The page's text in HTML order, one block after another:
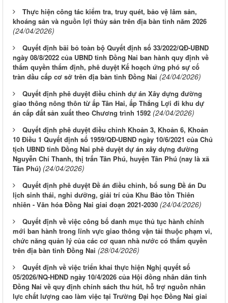
Thực hiện công tác kiểm tra, truy quét, bảo vệ lâm sản,
khoáng sản và nguồn lợi thủy sản trên địa bàn tỉnh năm 2026
(24/04/2026)
Quyết định bãi bỏ toàn bộ Quyết định số 33/2022/QĐ-UBND
ngày 08/8/2022 của UBND tỉnh Đồng Nai ban hành quy định về
thẩm quyền thẩm định, phê duyệt Kế hoạch ứng phó sự cố
tràn dầu cấp cơ sở trên địa bàn tỉnh Đồng Nai (24/04/2026)
Quyết định phê duyệt điều chỉnh dự án Xây dựng đường
giao thông nông thôn từ ấp Tân Hai, ấp Thắng Lợi đi khu dự
án cấp đất sản xuất theo Chương trình 1592 (24/04/2026)
Quyết định phê duyệt điều chỉnh Khoản 3, Khoản 6, Khoản
10 Điều 1 Quyết định số 1959/QĐ-UBND ngày 10/6/2021 của Chủ
tịch UBND tỉnh Đồng Nai phê duyệt dự án xây dựng đường
Nguyễn Chí Thanh, thị trấn Tân Phú, huyện Tân Phú (nay là xã
Tân Phú) (24/04/2026)
Quyết định phê duyệt Đề án điều chỉnh, bổ sung Đề án Du
lịch sinh thái, nghỉ dưỡng, giải trí của Khu Bảo tồn Thiên
nhiên - Văn hóa Đồng Nai giai đoạn 2021-2030 (24/04/2026)
Quyết định về việc công bố danh mục thủ tục hành chính
mới ban hành trong lĩnh vực giao thông vận tải thuộc phạm vi,
chức năng quản lý của các cơ quan nhà nước có thẩm quyền
trên địa bàn tỉnh Đồng Nai (28/04/2026)
Quyết định về việc triển khai thực hiện Nghị quyết số
05/2026/NQ-HĐND ngày 10/4/2026 của Hội đồng nhân dân tỉnh
Đồng Nai về quy định chính sách thu hút, hỗ trợ nguồn nhân
lực chất lượng cao làm việc tại Trường Đại học Đồng Nai giai